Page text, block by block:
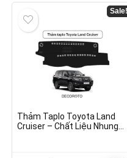
Sale!
Thảm Taplo Toyota Land
Cruiser – Chất Liệu Nhung